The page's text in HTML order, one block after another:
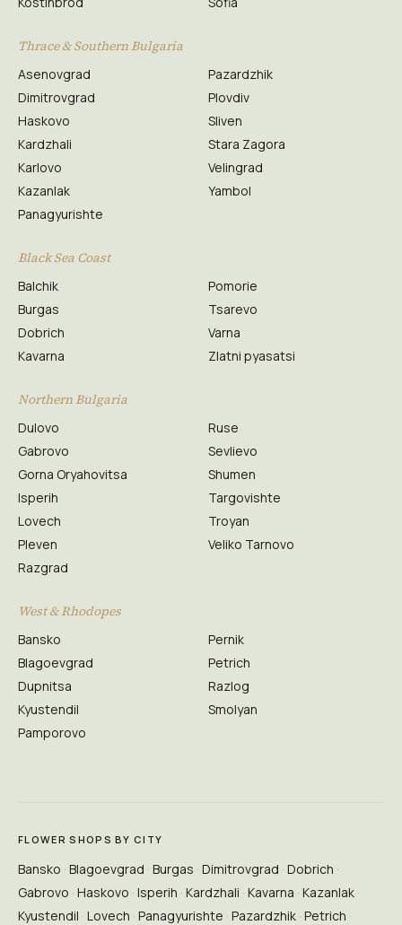
Thrace & Southern Bulgaria
Asenovgrad
Dimitrovgrad
Haskovo
Kardzhali
Karlovo
Kazanlak
Panagyurishte
Pazardzhik
Plovdiv
Sliven
Stara Zagora
Velingrad
Yambol
Black Sea Coast
Balchik
Burgas
Dobrich
Kavarna
Pomorie
Tsarevo
Varna
Zlatni pyasatsi
Northern Bulgaria
Dulovo
Gabrovo
Gorna Oryahovitsa
Isperih
Lovech
Pleven
Razgrad
Ruse
Sevlievo
Shumen
Targovishte
Troyan
Veliko Tarnovo
West & Rhodopes
Bansko
Blagoevgrad
Dupnitsa
Kyustendil
Pamporovo
Pernik
Petrich
Razlog
Smolyan
FLOWER SHOPS BY CITY
Bansko Blagoevgrad Burgas Dimitrovgrad Dobrich
Gabrovo Haskovo Isperih Kardzhali Kavarna Kazanlak
Kyustendil Lovech Panagyurishte Pazardzhik Petrich